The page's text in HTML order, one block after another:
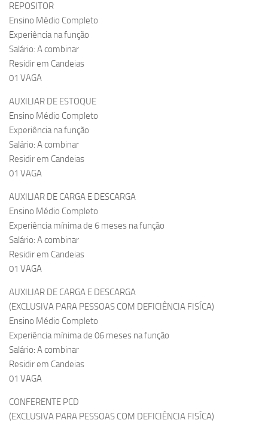
REPOSITOR
Ensino Médio Completo
Experiência na função
Salário: A combinar
Residir em Candeias
01 VAGA
AUXILIAR DE ESTOQUE
Ensino Médio Completo
Experiência na função
Salário: A combinar
Residir em Candeias
01 VAGA
AUXILIAR DE CARGA E DESCARGA
Ensino Médio Completo
Experiência mínima de 6 meses na função
Salário: A combinar
Residir em Candeias
01 VAGA
AUXILIAR DE CARGA E DESCARGA
(EXCLUSIVA PARA PESSOAS COM DEFICIÊNCIA FISÍCA)
Ensino Médio Completo
Experiência mínima de 06 meses na função
Salário: A combinar
Residir em Candeias
01 VAGA
CONFERENTE PCD
(EXCLUSIVA PARA PESSOAS COM DEFICIÊNCIA FISÍCA)